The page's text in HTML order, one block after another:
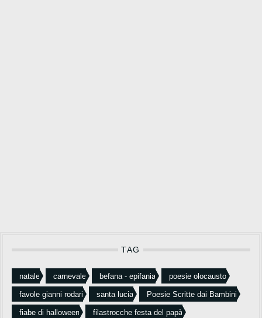
TAG
natale carnevale befana - epifania poesie olocausto
favole gianni rodari santa lucia Poesie Scritte dai Bambini
fiabe di halloween filastrocche festa del papà